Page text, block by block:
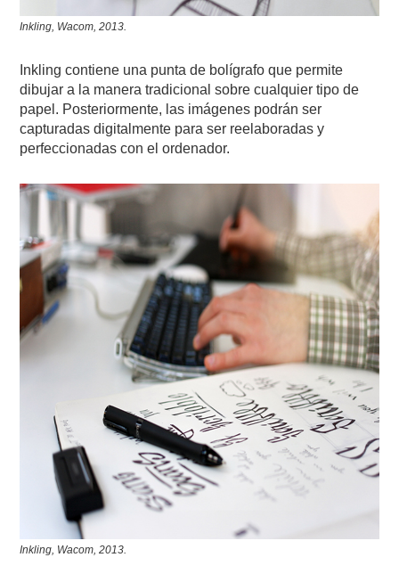
Inkling, Wacom, 2013.
Inkling contiene una punta de bolígrafo que permite
dibujar a la manera tradicional sobre cualquier tipo de
papel. Posteriormente, las imágenes podrán ser
capturadas digitalmente para ser reelaboradas y
perfeccionadas con el ordenador.
Inkling, Wacom, 2013.